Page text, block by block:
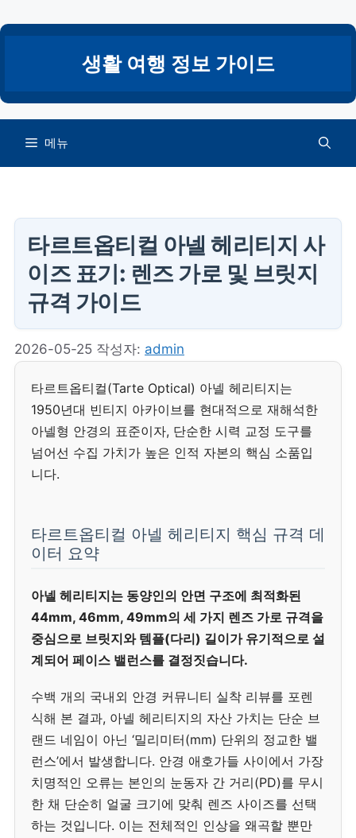
텐
건
너
생활 여행 정보 가이드
메뉴
타르트옵티컬 아넬 헤리티지 사
이즈 표기: 렌즈 가로 및 브릿지
규격 가이드
2026-05-25 작성자: admin
타르트옵티컬(Tarte Optical) 아넬 헤리티지는
1950년대 빈티지 아카이브를 현대적으로 재해석한
아넬형 안경의 표준이자, 단순한 시력 교정 도구를
넘어선 수집 가치가 높은 인적 자본의 핵심 소품입
니다.
타르트옵티컬 아넬 헤리티지 핵심 규격 데
이터 요약
아넬 헤리티지는 동양인의 안면 구조에 최적화된
44mm, 46mm, 49mm의 세 가지 렌즈 가로 규격을
중심으로 브릿지와 템플(다리) 길이가 유기적으로 설
계되어 페이스 밸런스를 결정짓습니다.
수백 개의 국내외 안경 커뮤니티 실착 리뷰를 포렌
식해 본 결과, 아넬 헤리티지의 자산 가치는 단순 브
랜드 네임이 아닌 ‘밀리미터(mm) 단위의 정교한 밸
런스’에서 발생합니다. 안경 애호가들 사이에서 가장
치명적인 오류는 본인의 눈동자 간 거리(PD)를 무시
한 채 단순히 얼굴 크기에 맞춰 렌즈 사이즈를 선택
하는 것입니다. 이는 전체적인 인상을 왜곡할 뿐만